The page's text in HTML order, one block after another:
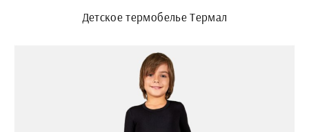
Детское термобелье Термал